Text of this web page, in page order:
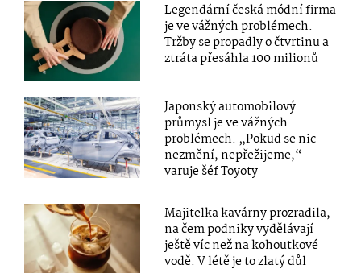
Legendární česká módní firma
je ve vážných problémech.
Tržby se propadly o čtvrtinu a
ztráta přesáhla 100 milionů
Japonský automobilový
průmysl je ve vážných
problémech. „Pokud se nic
nezmění, nepřežijeme,“
varuje šéf Toyoty
Majitelka kavárny prozradila,
na čem podniky vydělávají
ještě víc než na kohoutkové
vodě. V létě je to zlatý důl